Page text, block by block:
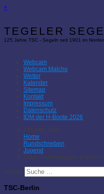
×
TEGELER
125 Jahre TSC - Segeln seit 1901 im
Webcam
Webcam Malche
Wetter
Kalender
Sitemap
Kontakt
Impressum
Datenschutz
IDM der H-Boote 2026
Aktuelle Seite:
Home
Rundschreiben
Jugend
Oster-Trainingslager in
Suchen
TSC-Berlin